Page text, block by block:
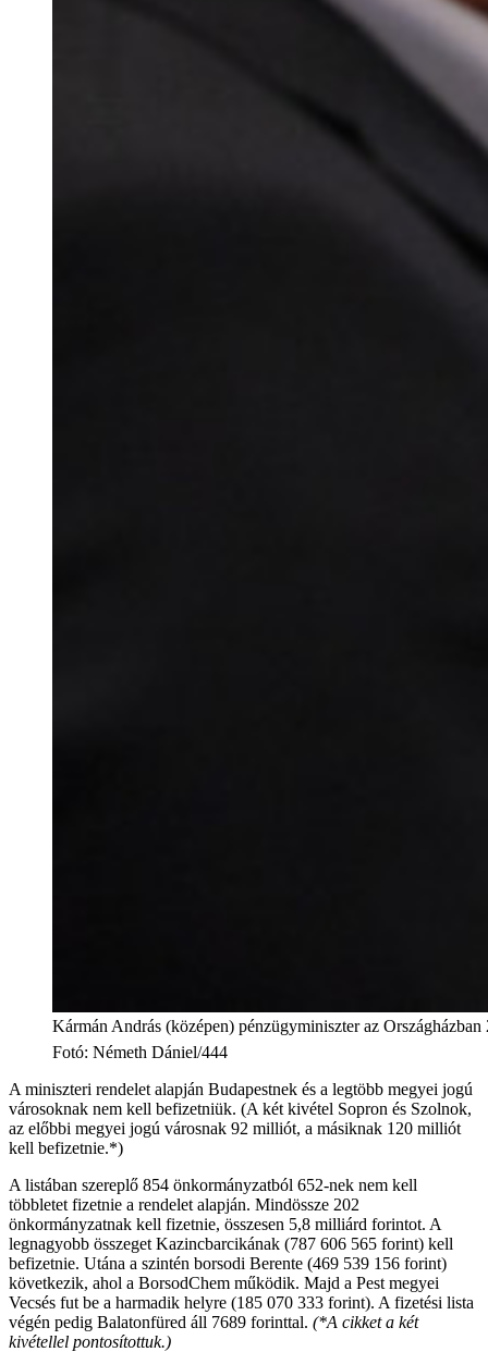
Kármán András (középen) pénzügyminiszter az Országházban
Fotó: Németh Dániel/444
A miniszteri rendelet alapján Budapestnek és a legtöbb megyei jogú
városoknak nem kell befizetniük. (A két kivétel Sopron és Szolnok,
az előbbi megyei jogú városnak 92 milliót, a másiknak 120 milliót
kell befizetnie.*)
A listában szereplő 854 önkormányzatból 652-nek nem kell
többletet fizetnie a rendelet alapján. Mindössze 202
önkormányzatnak kell fizetnie, összesen 5,8 milliárd forintot. A
legnagyobb összeget Kazincbarcikának (787 606 565 forint) kell
befizetnie. Utána a szintén borsodi Berente (469 539 156 forint)
következik, ahol a BorsodChem működik. Majd a Pest megyei
Vecsés fut be a harmadik helyre (185 070 333 forint). A fizetési lista
végén pedig Balatonfüred áll 7689 forinttal. (*A cikket a két
kivétellel pontosítottuk.)